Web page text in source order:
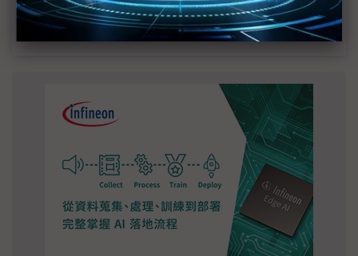
光進銅退更明確？ 聯發科估SerDes 448G為銅
線「最終戰場」